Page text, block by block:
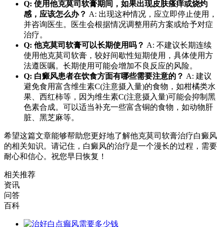
Q: 使用他克莫司软膏期间，如果出现皮肤瘙痒或烧灼
感，应该怎么办？ A: 出现这种情况，应立即停止使用，
并咨询医生。医生会根据情况调整用药方案或给予对症
治疗。
Q: 他克莫司软膏可以长期使用吗？ A: 不建议长期连续
使用他克莫司软膏，较好间歇性短期使用，具体使用方
法遵医嘱。长期使用可能会增加不良反应的风险。
Q: 白癜风患者在饮食方面有哪些需要注意的？ A: 建议
避免食用富含维生素C(注意摄入量)的食物，如柑橘类水
果、西红柿等，因为维生素C(注意摄入量)可能会抑制黑
色素合成。可以适当补充一些富含铜的食物，如动物肝
脏、黑芝麻等。
希望这篇文章能够帮助您更好地了解他克莫司软膏治疗白癜风
的相关知识。请记住，白癜风的治疗是一个漫长的过程，需要
耐心和信心。祝您早日恢复！
相关推荐
资讯
问答
百科